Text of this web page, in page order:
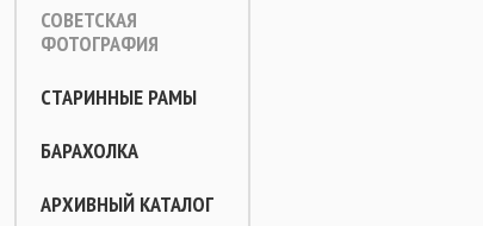
СОВЕТСКАЯ
ФОТОГРАФИЯ
СТАРИННЫЕ РАМЫ
БАРАХОЛКА
АРХИВНЫЙ КАТАЛОГ